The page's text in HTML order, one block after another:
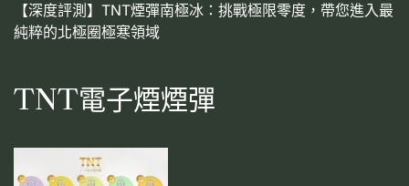
【深度評測】TNT煙彈南極冰：挑戰極限零度，帶您進入最
純粹的北極圈極寒領域
TNT電子煙煙彈